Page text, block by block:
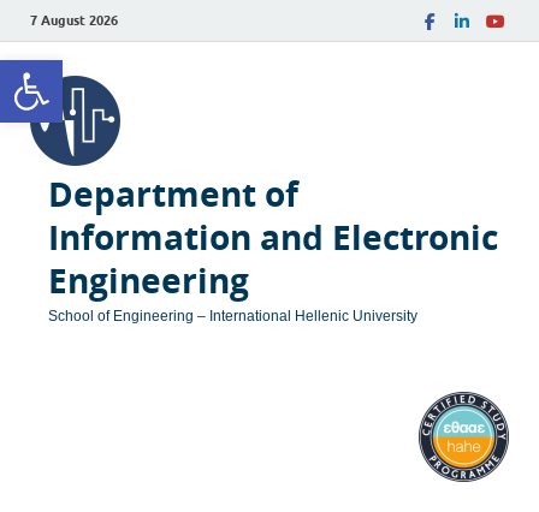
Open toolbar
7 August 2026
Department of
Information and Electronic
Engineering
School of Engineering – International Hellenic University